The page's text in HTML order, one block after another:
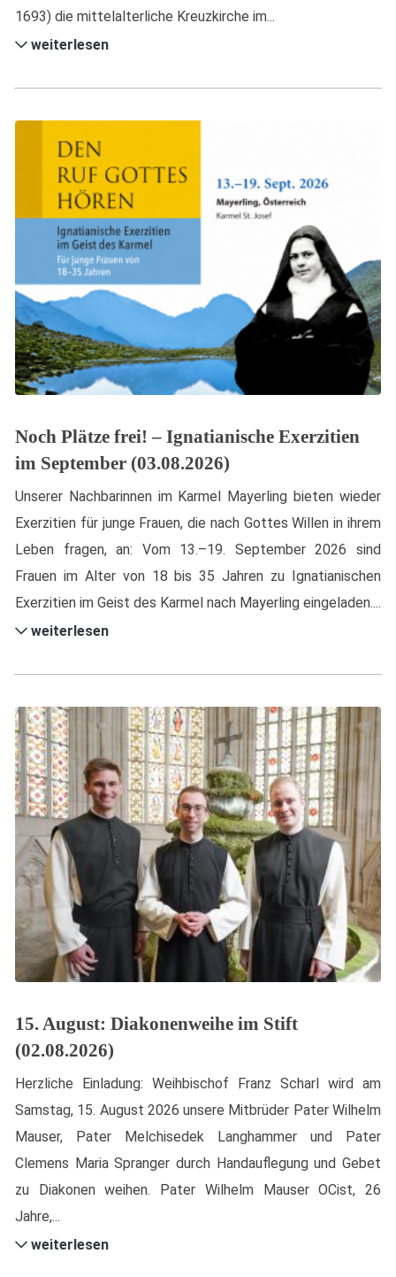
1693) die mittelalterliche Kreuzkirche im...
weiterlesen
Noch Plätze frei! – Ignatianische Exerzitien
im September (03.08.2026)
Unserer Nachbarinnen im Karmel Mayerling bieten wieder
Exerzitien für junge Frauen, die nach Gottes Willen in ihrem
Leben fragen, an: Vom 13.–19. September 2026 sind
Frauen im Alter von 18 bis 35 Jahren zu Ignatianischen
Exerzitien im Geist des Karmel nach Mayerling eingeladen....
weiterlesen
15. August: Diakonenweihe im Stift
(02.08.2026)
Herzliche Einladung: Weihbischof Franz Scharl wird am
Samstag, 15. August 2026 unsere Mitbrüder Pater Wilhelm
Mauser, Pater Melchisedek Langhammer und Pater
Clemens Maria Spranger durch Handauflegung und Gebet
zu Diakonen weihen. Pater Wilhelm Mauser OCist, 26
Jahre,...
weiterlesen